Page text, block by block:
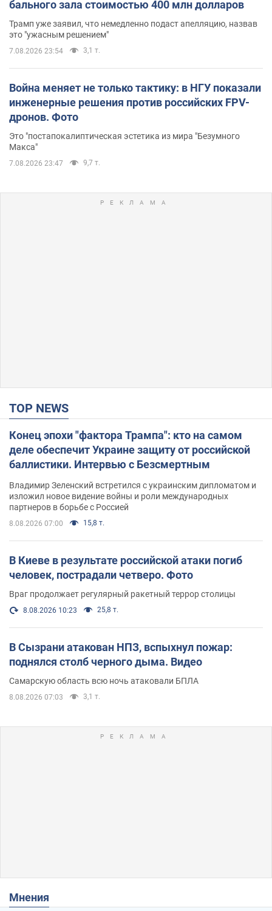
бального зала стоимостью 400 млн долларов
Трамп уже заявил, что немедленно подаст апелляцию, назвав
это "ужасным решением"
7.08.2026 23:54 3,1 т.
Война меняет не только тактику: в НГУ показали
инженерные решения против российских FPV-
дронов. Фото
Это "постапокалиптическая эстетика из мира "Безумного
Макса"
7.08.2026 23:47 9,7 т.
TOP NEWS
Конец эпохи "фактора Трампа": кто на самом
деле обеспечит Украине защиту от российской
баллистики. Интервью с Безсмертным
Владимир Зеленский встретился с украинским дипломатом и
изложил новое видение войны и роли международных
партнеров в борьбе с Россией
8.08.2026 07:00 15,8 т.
В Киеве в результате российской атаки погиб
человек, пострадали четверо. Фото
Враг продолжает регулярный ракетный террор столицы
8.08.2026 10:23 25,8 т.
В Сызрани атакован НПЗ, вспыхнул пожар:
поднялся столб черного дыма. Видео
Самарскую область всю ночь атаковали БПЛА
8.08.2026 07:03 3,1 т.
Мнения